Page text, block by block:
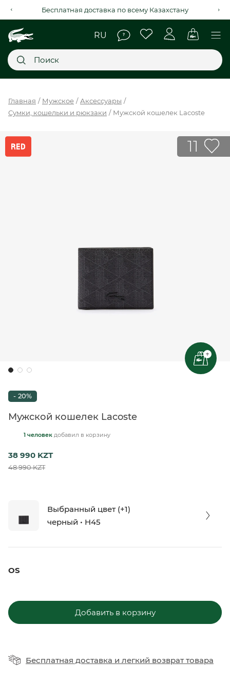
Рассрочка на 4 месяца через Kaspi Red+
НОВИНКИ
SALE
Главная Мужское
Аксессуары
Сумки, кошельки и рюкзаки
Мужской кошелек Lacoste
11
+
- 20%
Мужской кошелек Lacoste
1 человек добавил в корзину
38 990 KZT
48 990 KZT
Выбранный цвет (+1)
черный • H45
OS
Добавить в корзину
Бесплатная доставка и легкий возврат товара